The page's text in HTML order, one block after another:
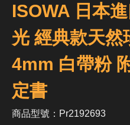
ISOWA 日本
光 經典款天然
4mm 白帶粉
定書
商品型號：Pr2192693